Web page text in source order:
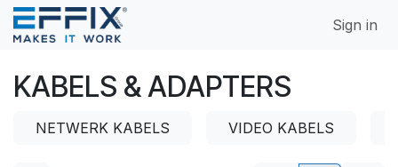
Skip to Content
Sign in
KABELS & ADAPTERS
NETWERK KABELS VIDEO KABELS